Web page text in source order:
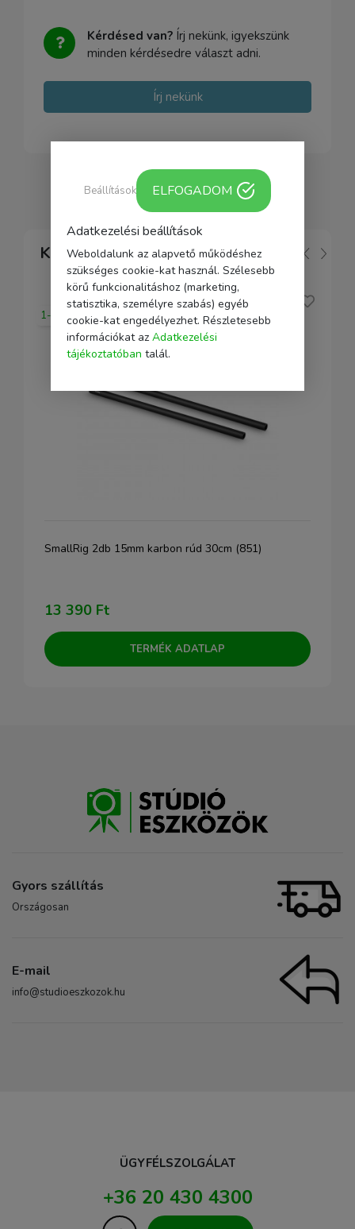
Kérdésed van? Írj nekünk, igyekszünk
minden kérdésedre választ adni.
Írj nekünk
Kapcsolódó
1-2 nap
SmallRig 2db 15mm karbon rúd 30cm (851)
13 390 Ft
TERMÉK ADATLAP
Gyors szállítás
Országosan
E-mail
info@studioeszkozok.hu
ÜGYFÉLSZOLGÁLAT
+36 20 430 4300
Adatkezelési beállítások
Weboldalunk az alapvető működéshez
szükséges cookie-kat használ. Szélesebb
körű funkcionalitáshoz (marketing,
statisztika, személyre szabás) egyéb
cookie-kat engedélyezhet. Részletesebb
információkat az Adatkezelési
tájékoztatóban talál.
Beállítások ELFOGADOM